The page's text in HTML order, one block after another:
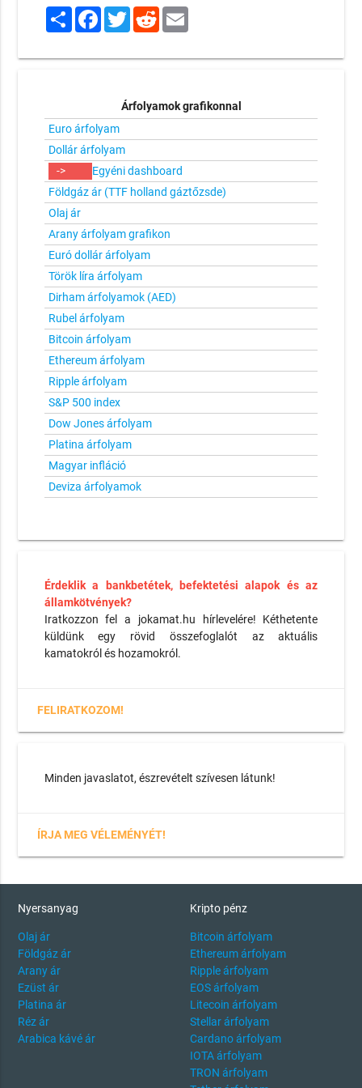
ShareFacebook
TwitterRedditEmail
Árfolyamok grafikonnal
Euro árfolyam
Dollár árfolyam
->
Egyéni dashboard
Földgáz ár (TTF holland gáztőzsde)
Olaj ár
Arany árfolyam grafikon
Euró dollár árfolyam
Török líra árfolyam
Dirham árfolyamok (AED)
Rubel árfolyam
Bitcoin árfolyam
Ethereum árfolyam
Ripple árfolyam
S&P 500 index
Dow Jones árfolyam
Platina árfolyam
Magyar infláció
Deviza árfolyamok
Érdeklik a bankbetétek, befektetési alapok és az
államkötvények?
Iratkozzon fel a jokamat.hu hírlevelére! Kéthetente
küldünk egy rövid összefoglalót az aktuális
kamatokról és hozamokról.
FELIRATKOZOM!
Minden javaslatot, észrevételt szívesen látunk!
ÍRJA MEG VÉLEMÉNYÉT!
Nyersanyag
Olaj ár
Földgáz ár
Arany ár
Ezüst ár
Platina ár
Réz ár
Arabica kávé ár
Kripto pénz
Bitcoin árfolyam
Ethereum árfolyam
Ripple árfolyam
EOS árfolyam
Litecoin árfolyam
Stellar árfolyam
Cardano árfolyam
IOTA árfolyam
TRON árfolyam